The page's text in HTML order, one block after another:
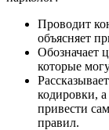
Проводит
объясняет
Обозначает
которые
кодировки,
привести
правил.